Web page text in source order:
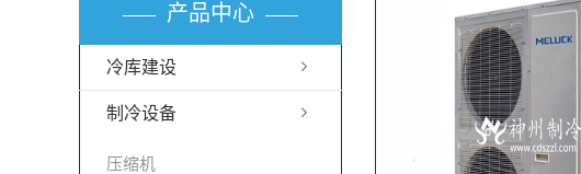
产品中心
冷库建设
制冷设备
压缩机